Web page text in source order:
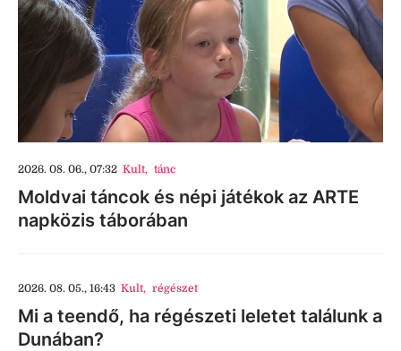
2026. 08. 06., 07:32 Kult, tánc
Moldvai táncok és népi játékok az ARTE
napközis táborában
2026. 08. 05., 16:43 Kult, régészet
Mi a teendő, ha régészeti leletet találunk a
Dunában?